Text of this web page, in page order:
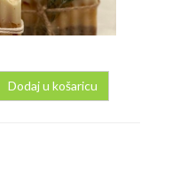
Dodaj u košaricu